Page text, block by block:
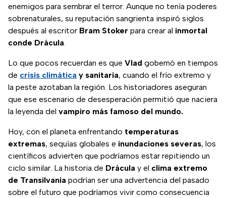
enemigos para sembrar el terror. Aunque no tenía poderes
sobrenaturales, su reputación sangrienta inspiró siglos
después al escritor Bram Stoker para crear al inmortal
conde Drácula.
Lo que pocos recuerdan es que Vlad gobernó en tiempos
de crisis climática y sanitaria, cuando el frío extremo y
la peste azotaban la región. Los historiadores aseguran
que ese escenario de desesperación permitió que naciera
la leyenda del vampiro más famoso del mundo.
Hoy, con el planeta enfrentando temperaturas
extremas, sequías globales e inundaciones severas, los
científicos advierten que podríamos estar repitiendo un
ciclo similar. La historia de Drácula y el clima extremo
de Transilvania podrían ser una advertencia del pasado
sobre el futuro que podríamos vivir como consecuencia